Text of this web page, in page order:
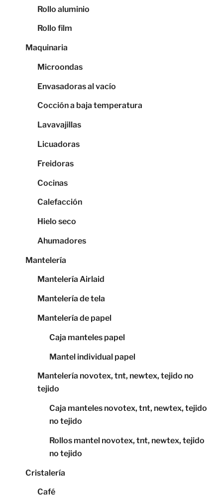
Rollo aluminio
Rollo film
Maquinaria
Microondas
Envasadoras al vacío
Cocción a baja temperatura
Lavavajillas
Licuadoras
Freidoras
Cocinas
Calefacción
Hielo seco
Ahumadores
Mantelería
Mantelería Airlaid
Mantelería de tela
Mantelería de papel
Caja manteles papel
Mantel individual papel
Mantelería novotex, tnt, newtex, tejido no
tejido
Caja manteles novotex, tnt, newtex, tejido
no tejido
Rollos mantel novotex, tnt, newtex, tejido
no tejido
Cristalería
Café